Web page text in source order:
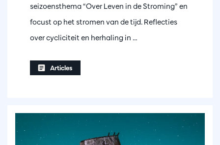
seizoensthema “Over Leven in de Stroming” en
focust op het stromen van de tijd. Reflecties
over cycliciteit en herhaling in …
Articles